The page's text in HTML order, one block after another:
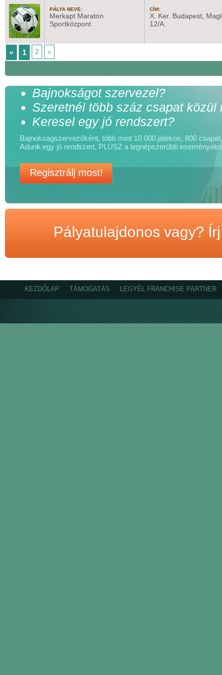
PÁLYA NEVE:
Merkapt Maraton
Sportközpont
CÍM:
X. Ker. Budapest,
12/A.
« 1 2 »
Bajnokságot szervezel?
Szeretnél több száz csapat közül
Keresel egy jó rendszert?
Bajnokságszervezőként, több mint 10 000 játékos, 800
Adunk egy jó rendszert, PLUSZ a legnépszerűbb
Regisztrálj most!
Pályatulajdonos vagy?
KEZDŐLAP TÁMOGATÁS LEGYÉL FRANCHISE PARTNER